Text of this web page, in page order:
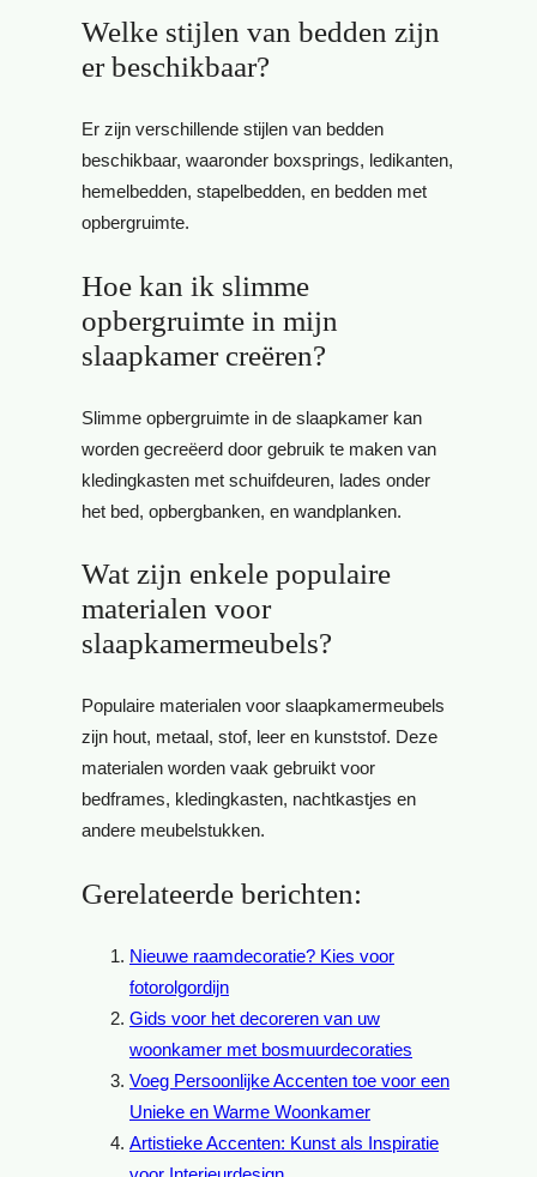
Welke stijlen van bedden zijn
er beschikbaar?
Er zijn verschillende stijlen van bedden
beschikbaar, waaronder boxsprings, ledikanten,
hemelbedden, stapelbedden, en bedden met
opbergruimte.
Hoe kan ik slimme
opbergruimte in mijn
slaapkamer creëren?
Slimme opbergruimte in de slaapkamer kan
worden gecreëerd door gebruik te maken van
kledingkasten met schuifdeuren, lades onder
het bed, opbergbanken, en wandplanken.
Wat zijn enkele populaire
materialen voor
slaapkamermeubels?
Populaire materialen voor slaapkamermeubels
zijn hout, metaal, stof, leer en kunststof. Deze
materialen worden vaak gebruikt voor
bedframes, kledingkasten, nachtkastjes en
andere meubelstukken.
Gerelateerde berichten:
Nieuwe raamdecoratie? Kies voor
fotorolgordijn
Gids voor het decoreren van uw
woonkamer met bosmuurdecoraties
Voeg Persoonlijke Accenten toe voor een
Unieke en Warme Woonkamer
Artistieke Accenten: Kunst als Inspiratie